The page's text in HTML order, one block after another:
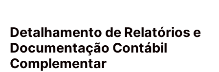
Detalhamento de Relatórios e
Documentação Contábil
Complementar